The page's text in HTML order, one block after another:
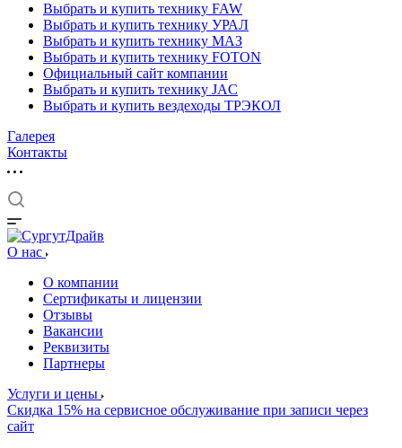
Выбрать и купить технику FAW
Выбрать и купить технику УРАЛ
Выбрать и купить технику МАЗ
Выбрать и купить технику FOTON
Официальный сайт компании
Выбрать и купить технику JAC
Выбрать и купить вездеходы ТРЭКОЛ
Галерея
Контакты
О нас
О компании
Сертификаты и лицензии
Отзывы
Вакансии
Реквизиты
Партнеры
Услуги и цены
Скидка 15% на сервисное обслуживание при записи через
сайт